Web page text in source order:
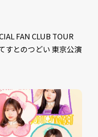
FAN CLUB TOUR
すとのつどい 東京公演